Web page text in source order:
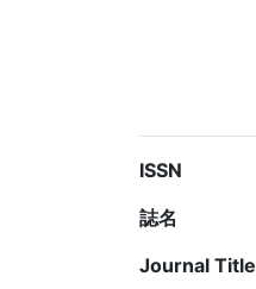
ISSN
誌名
Journal Title